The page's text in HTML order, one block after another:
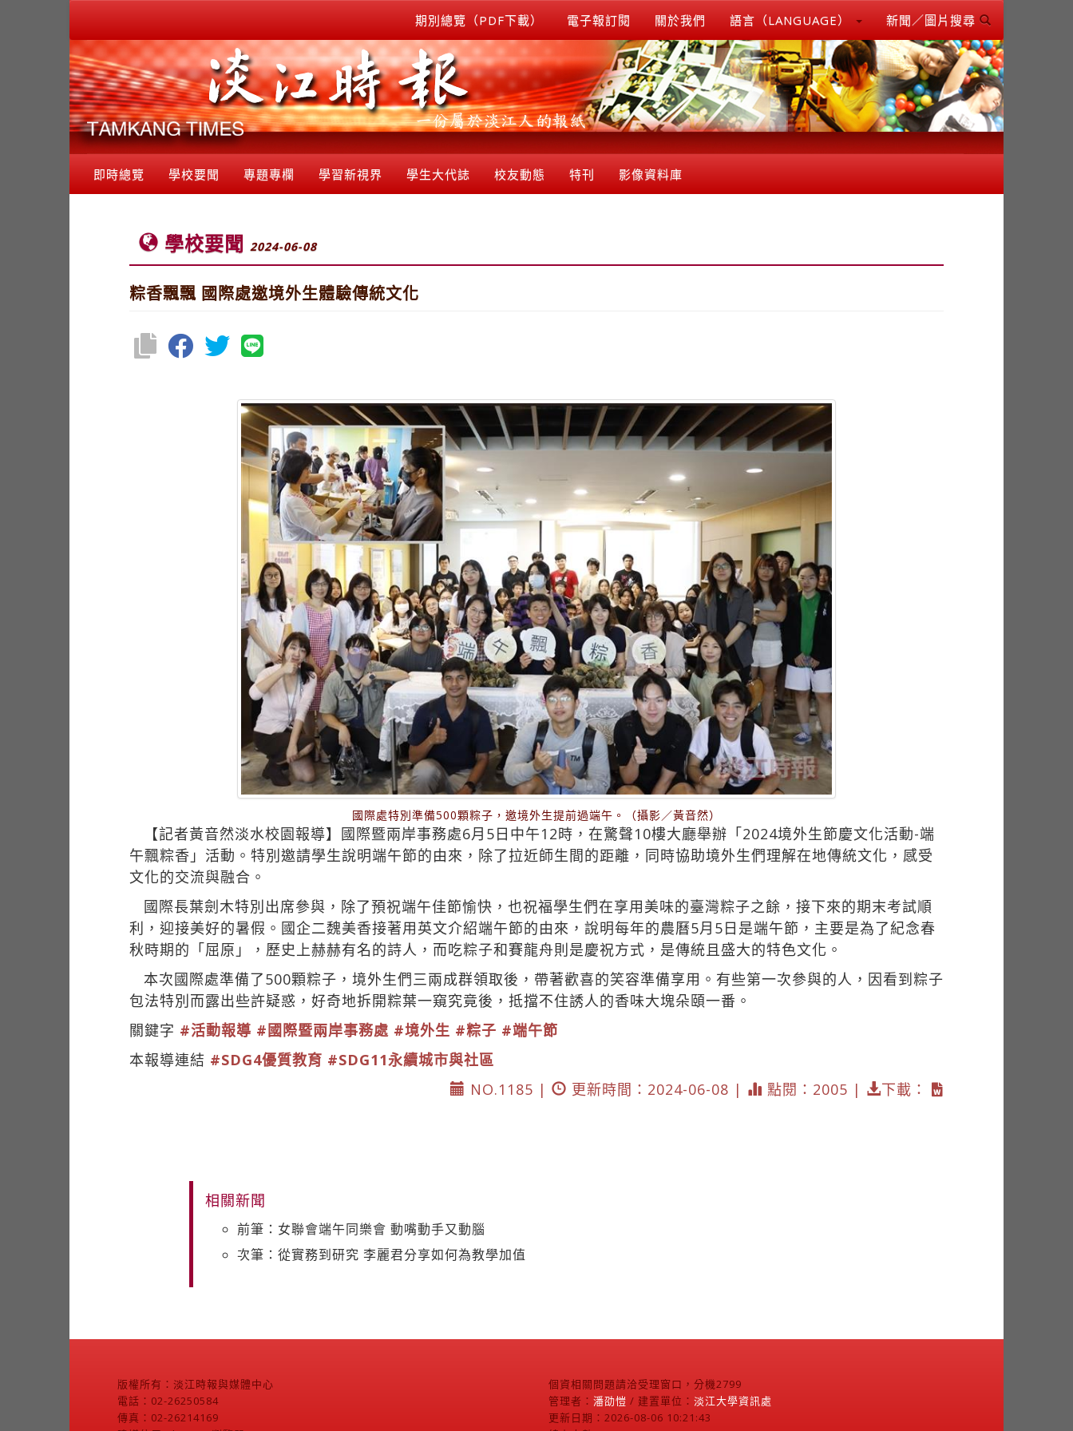
期別總覽（PDF下載） 電子報訂閱 關於我們 語言（LANGUAGE） 新聞／圖片搜尋
即時總覽 學校要聞 專題專欄 學習新視界 學生大代誌 校友動態 特刊 影像資料庫
學校要聞 2024-06-08
粽香飄飄 國際處邀境外生體驗傳統文化
國際處特別準備500顆粽子，邀境外生提前過端午。（攝影／黃音然）
【記者黃音然淡水校園報導】國際暨兩岸事務處6月5日中午12時，在驚聲10樓大廳舉辦「2024境外生節慶文化活動-端
午飄粽香」活動。特別邀請學生說明端午節的由來，除了拉近師生間的距離，同時協助境外生們理解在地傳統文化，感受
文化的交流與融合。
國際長葉劍木特別出席參與，除了預祝端午佳節愉快，也祝福學生們在享用美味的臺灣粽子之餘，接下來的期末考試順
利，迎接美好的暑假。國企二魏美香接著用英文介紹端午節的由來，說明每年的農曆5月5日是端午節，主要是為了紀念春
秋時期的「屈原」，歷史上赫赫有名的詩人，而吃粽子和賽龍舟則是慶祝方式，是傳統且盛大的特色文化。
本次國際處準備了500顆粽子，境外生們三兩成群領取後，帶著歡喜的笑容準備享用。有些第一次參與的人，因看到粽子
包法特別而露出些許疑惑，好奇地拆開粽葉一窺究竟後，抵擋不住誘人的香味大塊朵頤一番。
關鍵字 #活動報導 #國際暨兩岸事務處 #境外生 #粽子 #端午節
本報導連結 #SDG4優質教育 #SDG11永續城市與社區
NO.1185 |
更新時間：2024-06-08 | 點閱：2005 | 下載：
相關新聞
前筆：女聯會端午同樂會 動嘴動手又動腦
次筆：從實務到研究 李麗君分享如何為教學加值
版權所有：淡江時報與媒體中心
電話：02-26250584
傳真：02-26214169
個資相關問題請洽受理窗口，分機2799
管理者： 潘劭愷 / 建置單位： 淡江大學資訊處
更新日期：2026-08-06 10:21:43